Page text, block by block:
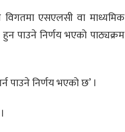
विगतमा एसएलसी वा माध्यमिक
हुन पाउने निर्णय भएको पाठ्यक्रम
पाउने निर्णय भएको छ’ ।